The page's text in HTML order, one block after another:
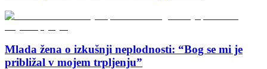
Mlada žena o izkušnji neplodnosti: “Bog se mi je
približal v mojem trpljenju”